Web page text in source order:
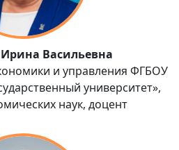
Васильевна
и управления ФГБОУ
университет»,
наук, доцент